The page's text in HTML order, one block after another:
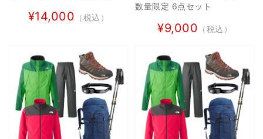
¥14,000 （税込）
数量限定 6点セット
¥9,000 （税込）